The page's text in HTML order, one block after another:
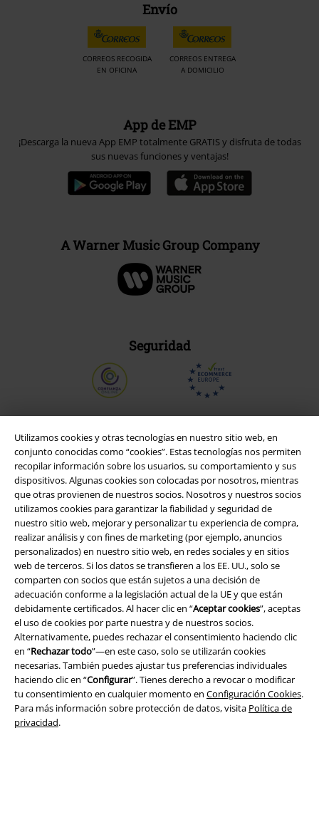
Utilizamos cookies y otras tecnologías en nuestro sitio web, en
conjunto conocidas como “cookies”. Estas tecnologías nos permiten
recopilar información sobre los usuarios, su comportamiento y sus
dispositivos. Algunas cookies son colocadas por nosotros, mientras
que otras provienen de nuestros socios. Nosotros y nuestros socios
utilizamos cookies para garantizar la fiabilidad y seguridad de
nuestro sitio web, mejorar y personalizar tu experiencia de compra,
realizar análisis y con fines de marketing (por ejemplo, anuncios
personalizados) en nuestro sitio web, en redes sociales y en sitios
web de terceros. Si los datos se transfieren a los EE. UU., solo se
comparten con socios que están sujetos a una decisión de
adecuación conforme a la legislación actual de la UE y que están
debidamente certificados. Al hacer clic en “Aceptar cookies”, aceptas
el uso de cookies por parte nuestra y de nuestros socios.
Alternativamente, puedes rechazar el consentimiento haciendo clic
en “Rechazar todo”—en este caso, solo se utilizarán cookies
necesarias. También puedes ajustar tus preferencias individuales
haciendo clic en “Configurar”. Tienes derecho a revocar o modificar
tu consentimiento en cualquier momento en Configuración Cookies.
Para más información sobre protección de datos, visita Política de
privacidad.
Envío
CORREOS RECOGIDA
EN OFICINA
CORREOS ENTREGA
A DOMICILIO
App de EMP
¡Descarga la nueva App EMP totalmente GRATIS y disfruta de todas
sus nuevas funciones y ventajas!
A Warner Music Group Company
Seguridad
Legal
Términos y Condiciones
Aviso Legal
Ley protección de datos
Eliminación de residuos y protección del medioambiente
Declaración de Conformidad